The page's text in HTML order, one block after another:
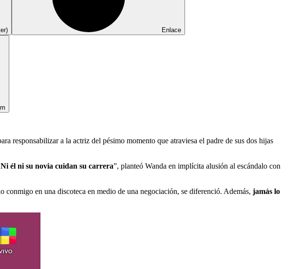
Enlace
responsabilizar a la actriz del pésimo momento que atraviesa el padre de sus dos hijas
Ni él ni su novia cuidan su carrera”, planteó Wanda en implícita alusión al escándalo con
conmigo en una discoteca en medio de una negociación, se diferenció. Además, jamás lo